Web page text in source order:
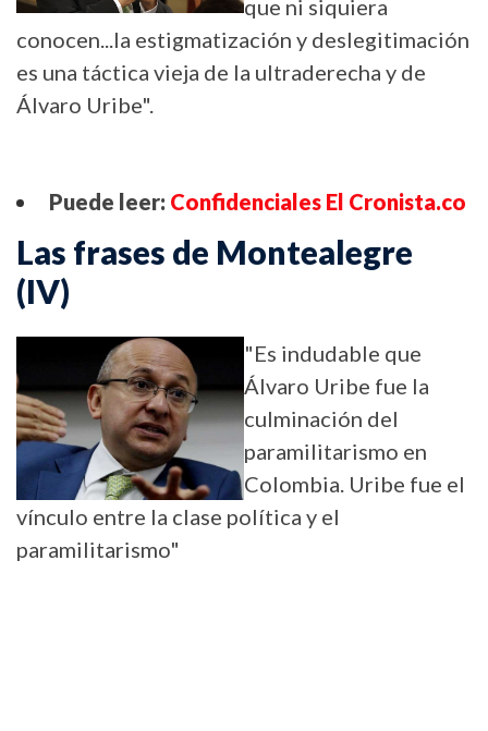
que ni siquiera
conocen...la estigmatización y deslegitimación
es una táctica vieja de la ultraderecha y de
Álvaro Uribe".
Puede leer: Confidenciales El Cronista.co
Las frases de Montealegre
(IV)
"Es indudable que
Álvaro Uribe fue la
culminación del
paramilitarismo en
Colombia. Uribe fue el
vínculo entre la clase política y el
paramilitarismo"